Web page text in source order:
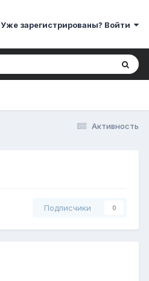
Уже зарегистрированы? Войти
Активность
Подписчики 0